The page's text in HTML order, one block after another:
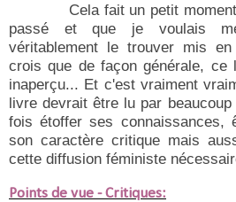
Cela fait un petit
passé et que je voulais
véritablement le trouver mis
crois que de façon générale, ce
inaperçu... Et c'est vraiment
livre devrait être lu par
fois étoffer ses connaissances,
son caractère critique mais
cette diffusion féministe
Points de vue - Critiques: